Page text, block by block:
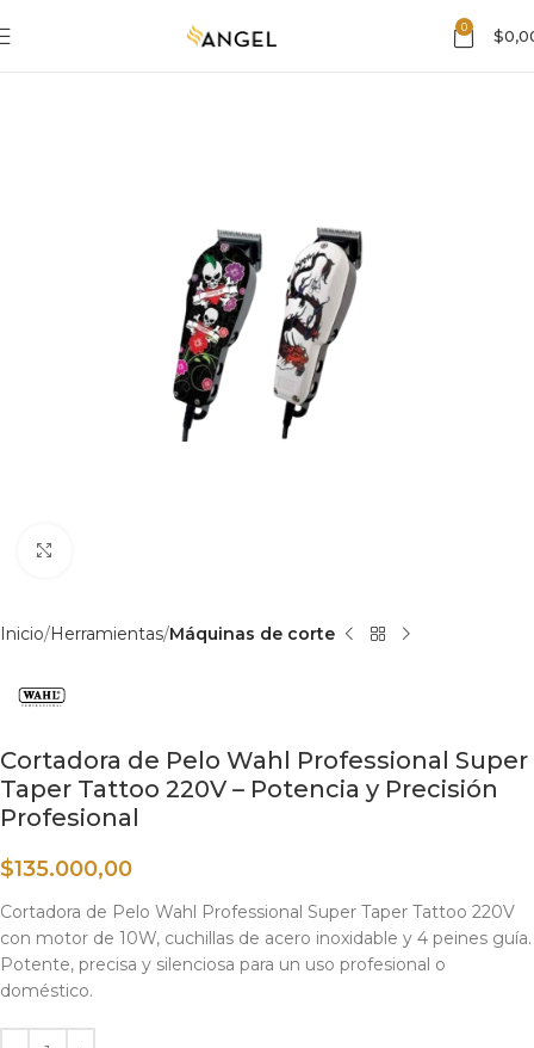
0 $
Inicio Herramientas Máquinas de corte
Cortadora de Pelo Wahl Professional Super
Taper Tattoo 220V – Potencia y Precisión
Profesional
$135.000,00
Cortadora de Pelo Wahl Professional Super Taper Tattoo 220V
con motor de 10W, cuchillas de acero inoxidable y 4 peines guía.
Potente, precisa y silenciosa para un uso profesional o
doméstico.